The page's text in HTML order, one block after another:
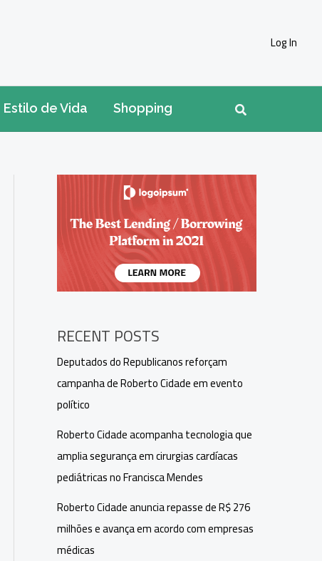
Log In
Estilo de Vida Shopping Pesquisar
RECENT POSTS
Deputados do Republicanos reforçam
campanha de Roberto Cidade em evento
político
Roberto Cidade acompanha tecnologia que
amplia segurança em cirurgias cardíacas
pediátricas no Francisca Mendes
Roberto Cidade anuncia repasse de R$ 276
milhões e avança em acordo com empresas
médicas